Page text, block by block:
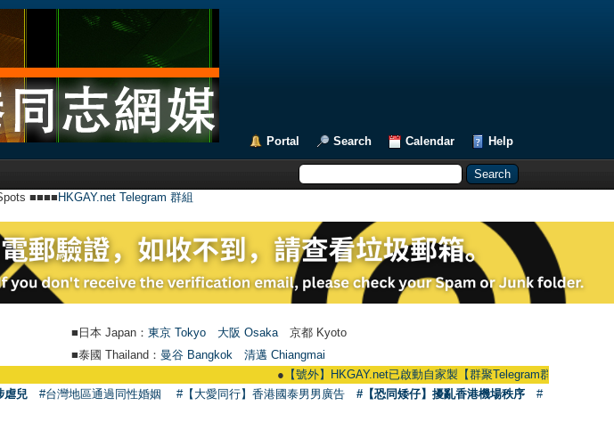
Portal Search Calendar Help
■■■■ HKGAY.net Telegram 群組
■日本 Japan： 東京 Tokyo 大阪 Osaka 京都 Kyoto
■泰國 Thailand： 曼谷 Bangkok
清邁 Chiangmai
【號外】HKGAY.net已啟動自家製【群聚Telegram群組】
虐兒 #台灣地區通過同性婚姻 #【大愛同行】香港國泰男男廣告 #【恐同矮仔】擾亂香港機場秩序
#